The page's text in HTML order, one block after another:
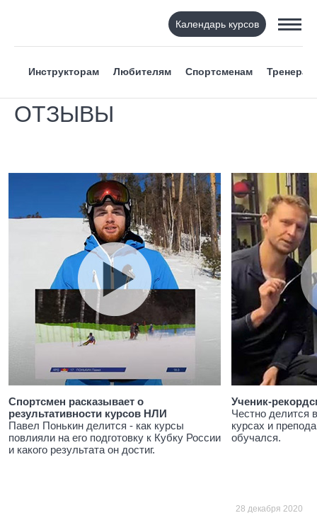
Календарь курсов
Инструкторам Любителям Спортсменам Тренерам
ОТЗЫВЫ
Спортсмен расказывает о
результативности курсов НЛИ
Павел Понькин делится - как курсы
повлияли на его подготовку к Кубку России
и какого результата он достиг.
Ученик-
Честно делится
курсах и
обучался.
28 декабря 2020